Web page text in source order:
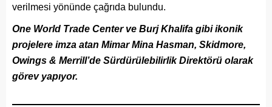
verilmesi yönünde çağrıda bulundu.
One World Trade Center ve Burj Khalifa gibi ikonik
projelere imza atan Mimar Mina Hasman, Skidmore,
Owings & Merrill’de Sürdürülebilirlik Direktörü olarak
görev yapıyor.